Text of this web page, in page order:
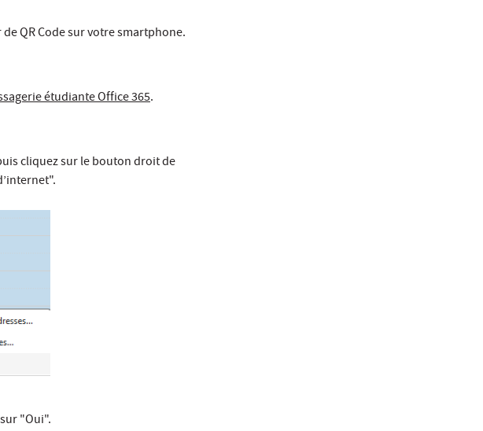
QR Code sur votre smartphone.
étudiante Office 365.
cliquez sur le bouton droit de
"Oui".